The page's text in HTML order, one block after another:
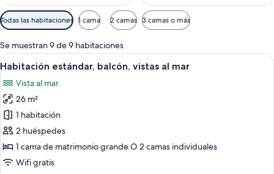
Filtros
disponibles
para
las
habitaciones
Todas las habitaciones 1 cama 2 camas 3 camas o más
Se muestran 9 de 9 habitaciones
Abrir
todas
las
fotos
de
Habitación
estándar,
balcón,
Un balcón con mobiliario de
6
Habitación estándar, balcón, vistas al mar
Vista al mar
26 m²
1 habitación
2 huéspedes
1 cama de matrimonio grande O 2 camas individuales
Wifi gratis